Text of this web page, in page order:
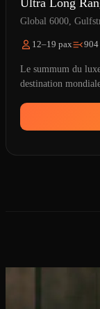
Global 6000,
12–19 pax
Le summum du
destination